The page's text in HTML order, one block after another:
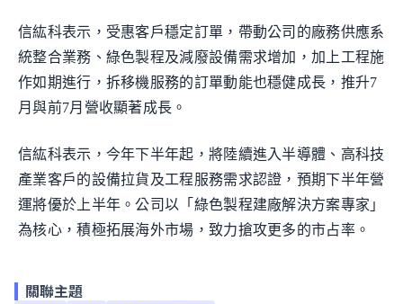
信紘科表示，受惠客戶穩定訂單，帶動公司的廠務供應系
統整合業務、綠色製程及減廢設備需求增加，加上工程施
作如期進行，拆移機服務的訂單動能也穩健成長，推升7
月與前7月營收顯著成長。
信紘科表示，今年下半年起，將陸續進入半導體、高科技
產業客戶的設備拉貨及工程服務需求認證，預期下半年營
運將優於上半年。公司以「綠色製程建廠解決方案專家」
為核心，積極拓展海外市場，致力搶攻更多的市占率。
關聯主題